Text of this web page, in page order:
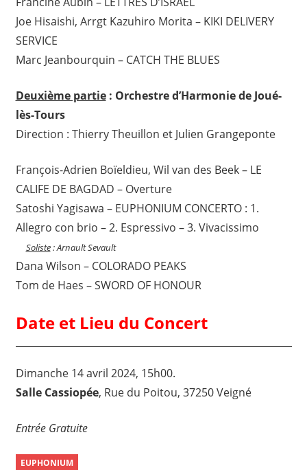
Joe Hisaishi, Arrgt Kazuhiro Morita – KIKI DELIVERY
SERVICE
Marc Jeanbourquin – CATCH THE BLUES
Deuxième partie: Orchestre d’Harmonie de Joué-
lès-Tours
Direction : Thierry Theuillon et Julien Grangeponte
François-Adrien Boïeldieu, Wil van des Beek – LE
CALIFE DE BAGDAD – Overture
Satoshi Yagisawa – EUPHONIUM CONCERTO : 1.
Allegro con brio – 2. Espressivo – 3. Vivacissimo
Soliste: Arnault Sevault
Dana Wilson – COLORADO PEAKS
Tom de Haes – SWORD OF HONOUR
Date et Lieu du Concert
Dimanche 14 avril 2024, 15h00.
Salle Cassiopée, Rue du Poitou, 37250 Veigné
Entrée Gratuite
EUPHONIUM